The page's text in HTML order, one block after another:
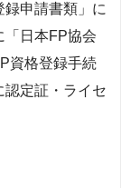
申請書類」に
「日本FP協会
資格登録手続
認定証・ライセ